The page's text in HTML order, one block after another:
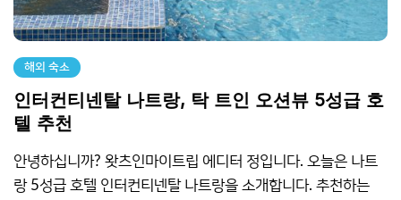
해외 숙소
인터컨티넨탈 나트랑, 탁 트인 오션뷰 5성급 호
텔 추천
안녕하십니까? 왓츠인마이트립 에디터 정입니다. 오늘은 나트
랑 5성급 호텔 인터컨티넨탈 나트랑을 소개합니다. 추천하는